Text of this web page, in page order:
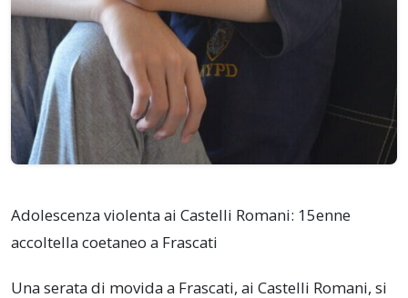
Adolescenza violenta ai Castelli Romani: 15enne
accoltella coetaneo a Frascati
Una serata di movida a Frascati, ai Castelli Romani, si